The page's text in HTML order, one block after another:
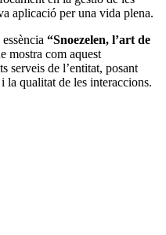
aplicació per una vida plena.
“Snoezelen, l’art de
mostra com aquest
serveis de l’entitat, posant
la qualitat de les interaccions.